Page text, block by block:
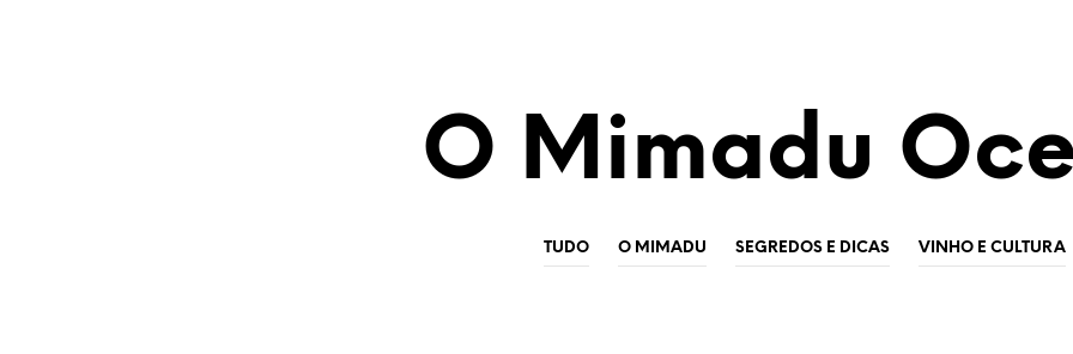
O Mimadu
TUDO O MIMADU SEGREDOS E DICAS VINHO E CULTURA